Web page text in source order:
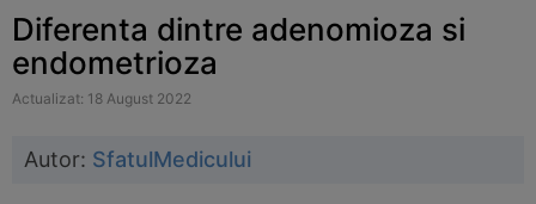
Diferenta dintre adenomioza si
endometrioza
Actualizat: 18 August 2022
Autor: SfatulMedicului